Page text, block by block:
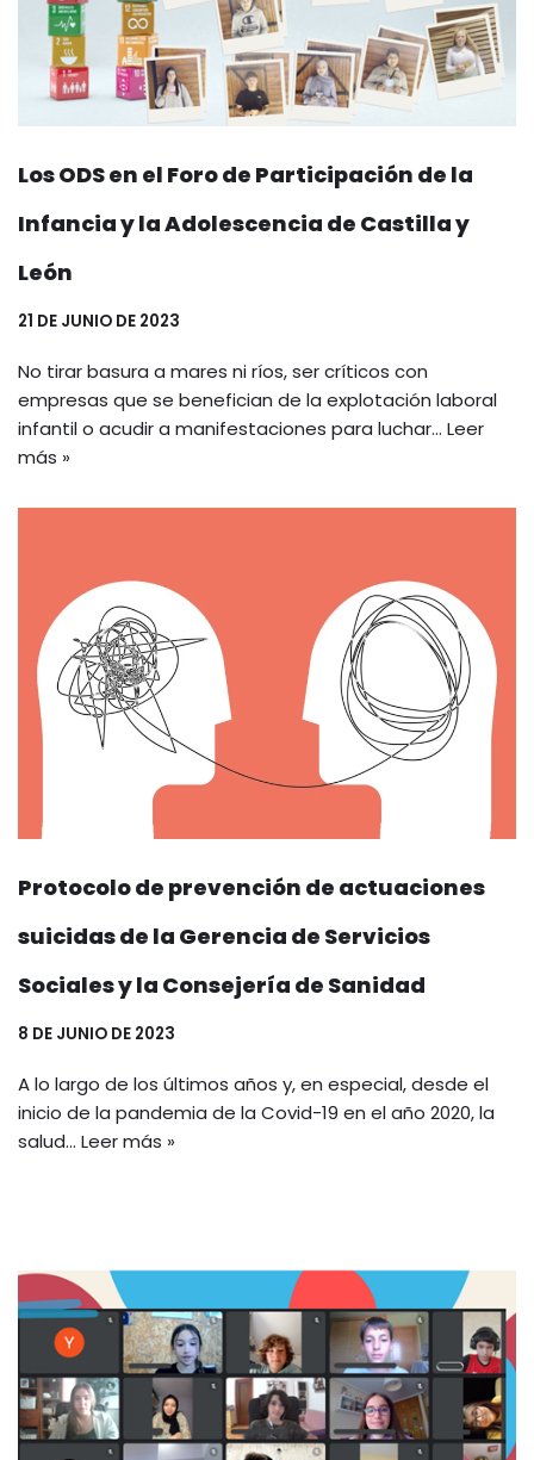
Los ODS en el Foro de Participación de la
Infancia y la Adolescencia de Castilla y
León
21 DE JUNIO DE 2023
No tirar basura a mares ni ríos, ser críticos con
empresas que se benefician de la explotación laboral
infantil o acudir a manifestaciones para luchar… Leer
más »
Protocolo de prevención de actuaciones
suicidas de la Gerencia de Servicios
Sociales y la Consejería de Sanidad
8 DE JUNIO DE 2023
A lo largo de los últimos años y, en especial, desde el
inicio de la pandemia de la Covid-19 en el año 2020, la
salud… Leer más »